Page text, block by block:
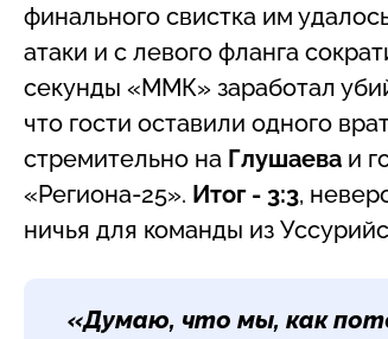
финального свистка им
атаки и с левого фланга
секунды «ММК» заработал
что гости оставили одного
стремительно на Глушаева и
«Региона-25». Итог - 3:3,
ничья для команды из
«Думаю, что мы, как